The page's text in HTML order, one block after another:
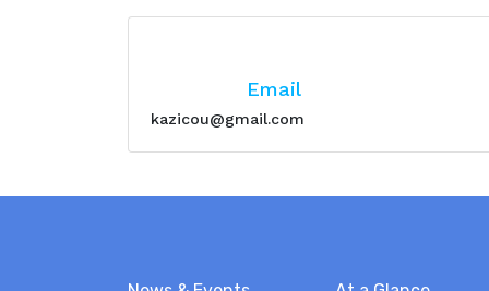
Email
kazicou@gmail.com